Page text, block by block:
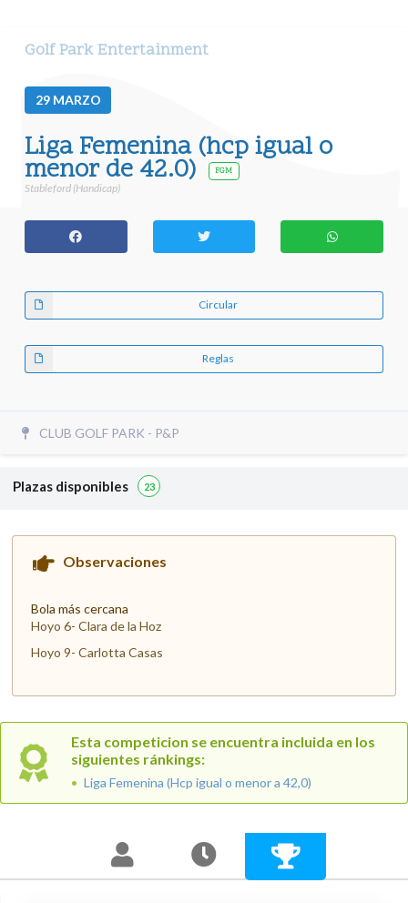
Golf Park Entertainment
29 MARZO
Liga Femenina (hcp igual o
menor de 42.0) FGM
Stableford (Handicap)
Circular
Reglas
CLUB GOLF PARK - P&P
Plazas disponibles 23
Observaciones
Bola más cercana
Hoyo 6- Clara de la Hoz
Hoyo 9- Carlotta Casas
Esta competicion se encuentra incluida en los
siguientes ránkings:
Liga Femenina (Hcp igual o menor a 42,0)